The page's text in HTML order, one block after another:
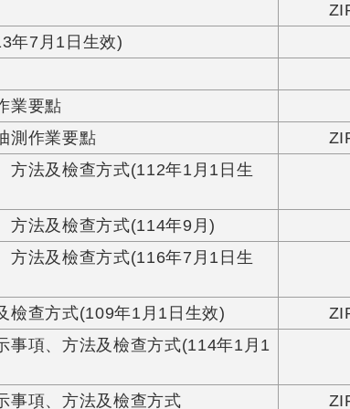
年7月1日生效)
業要點
測作業要點
方法及檢查方式(112年1月1日生
方法及檢查方式(114年9月)
方法及檢查方式(116年7月1日生
檢查方式(109年1月1日生效)
事項、方法及檢查方式(114年1月1
事項、方法及檢查方式